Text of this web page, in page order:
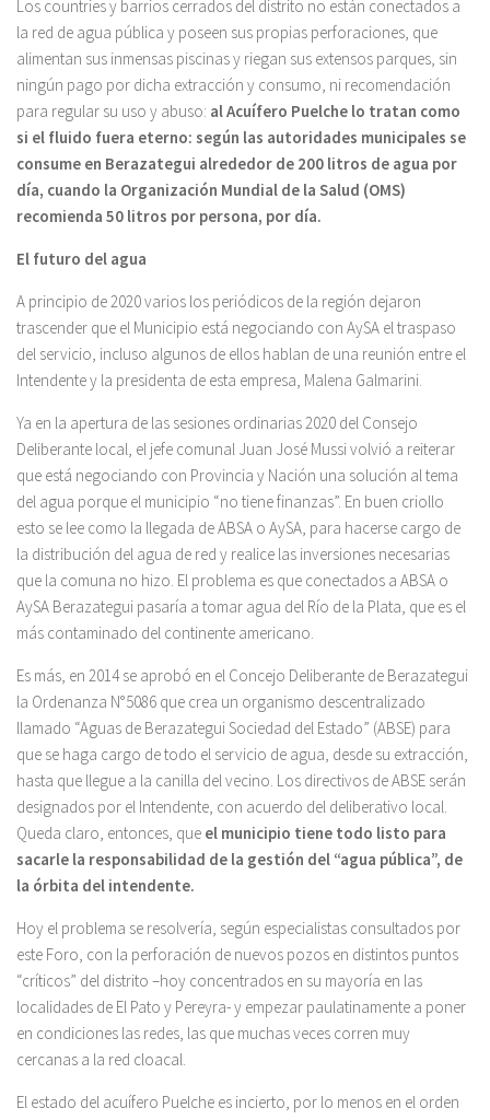
Los countries y barrios cerrados del distrito no están conectados a
la red de agua pública y poseen sus propias perforaciones, que
alimentan sus inmensas piscinas y riegan sus extensos parques, sin
ningún pago por dicha extracción y consumo, ni recomendación
para regular su uso y abuso: al Acuífero Puelche lo tratan como
si el fluido fuera eterno: según las autoridades municipales se
consume en Berazategui alrededor de 200 litros de agua por
día, cuando la Organización Mundial de la Salud (OMS)
recomienda 50 litros por persona, por día.
El futuro del agua
A principio de 2020 varios los periódicos de la región dejaron
trascender que el Municipio está negociando con AySA el traspaso
del servicio, incluso algunos de ellos hablan de una reunión entre el
Intendente y la presidenta de esta empresa, Malena Galmarini.
Ya en la apertura de las sesiones ordinarias 2020 del Consejo
Deliberante local, el jefe comunal Juan José Mussi volvió a reiterar
que está negociando con Provincia y Nación una solución al tema
del agua porque el municipio “no tiene finanzas”. En buen criollo
esto se lee como la llegada de ABSA o AySA, para hacerse cargo de
la distribución del agua de red y realice las inversiones necesarias
que la comuna no hizo. El problema es que conectados a ABSA o
AySA Berazategui pasaría a tomar agua del Río de la Plata, que es el
más contaminado del continente americano.
Es más, en 2014 se aprobó en el Concejo Deliberante de Berazategui
la Ordenanza N°5086 que crea un organismo descentralizado
llamado “Aguas de Berazategui Sociedad del Estado” (ABSE) para
que se haga cargo de todo el servicio de agua, desde su extracción,
hasta que llegue a la canilla del vecino. Los directivos de ABSE serán
designados por el Intendente, con acuerdo del deliberativo local.
Queda claro, entonces, que el municipio tiene todo listo para
sacarle la responsabilidad de la gestión del “agua pública”, de
la órbita del intendente.
Hoy el problema se resolvería, según especialistas consultados por
este Foro, con la perforación de nuevos pozos en distintos puntos
“críticos” del distrito –hoy concentrados en su mayoría en las
localidades de El Pato y Pereyra- y empezar paulatinamente a poner
en condiciones las redes, las que muchas veces corren muy
cercanas a la red cloacal.
El estado del acuífero Puelche es incierto, por lo menos en el orden